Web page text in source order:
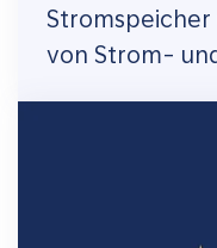
Stromspeicher
von Strom-